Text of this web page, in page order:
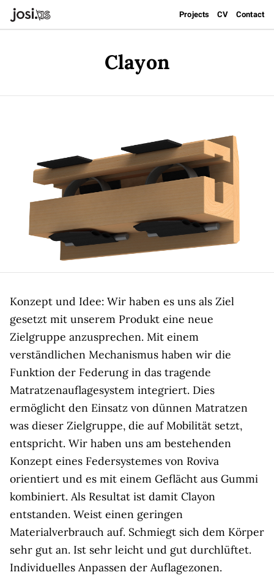
Projects CV Contact
Clayon
Konzept und Idee: Wir haben es uns als Ziel
gesetzt mit unserem Produkt eine neue
Zielgruppe anzusprechen. Mit einem
verständlichen Mechanismus haben wir die
Funktion der Federung in das tragende
Matratzenauflagesystem integriert. Dies
ermöglicht den Einsatz von dünnen Matratzen
was dieser Zielgruppe, die auf Mobilität setzt,
entspricht. Wir haben uns am bestehenden
Konzept eines Federsystemes von Roviva
orientiert und es mit einem Geflächt aus Gummi
kombiniert. Als Resultat ist damit Clayon
entstanden. Weist einen geringen
Materialverbrauch auf. Schmiegt sich dem Körper
sehr gut an. Ist sehr leicht und gut durchlüftet.
Individuelles Anpassen der Auflagezonen.